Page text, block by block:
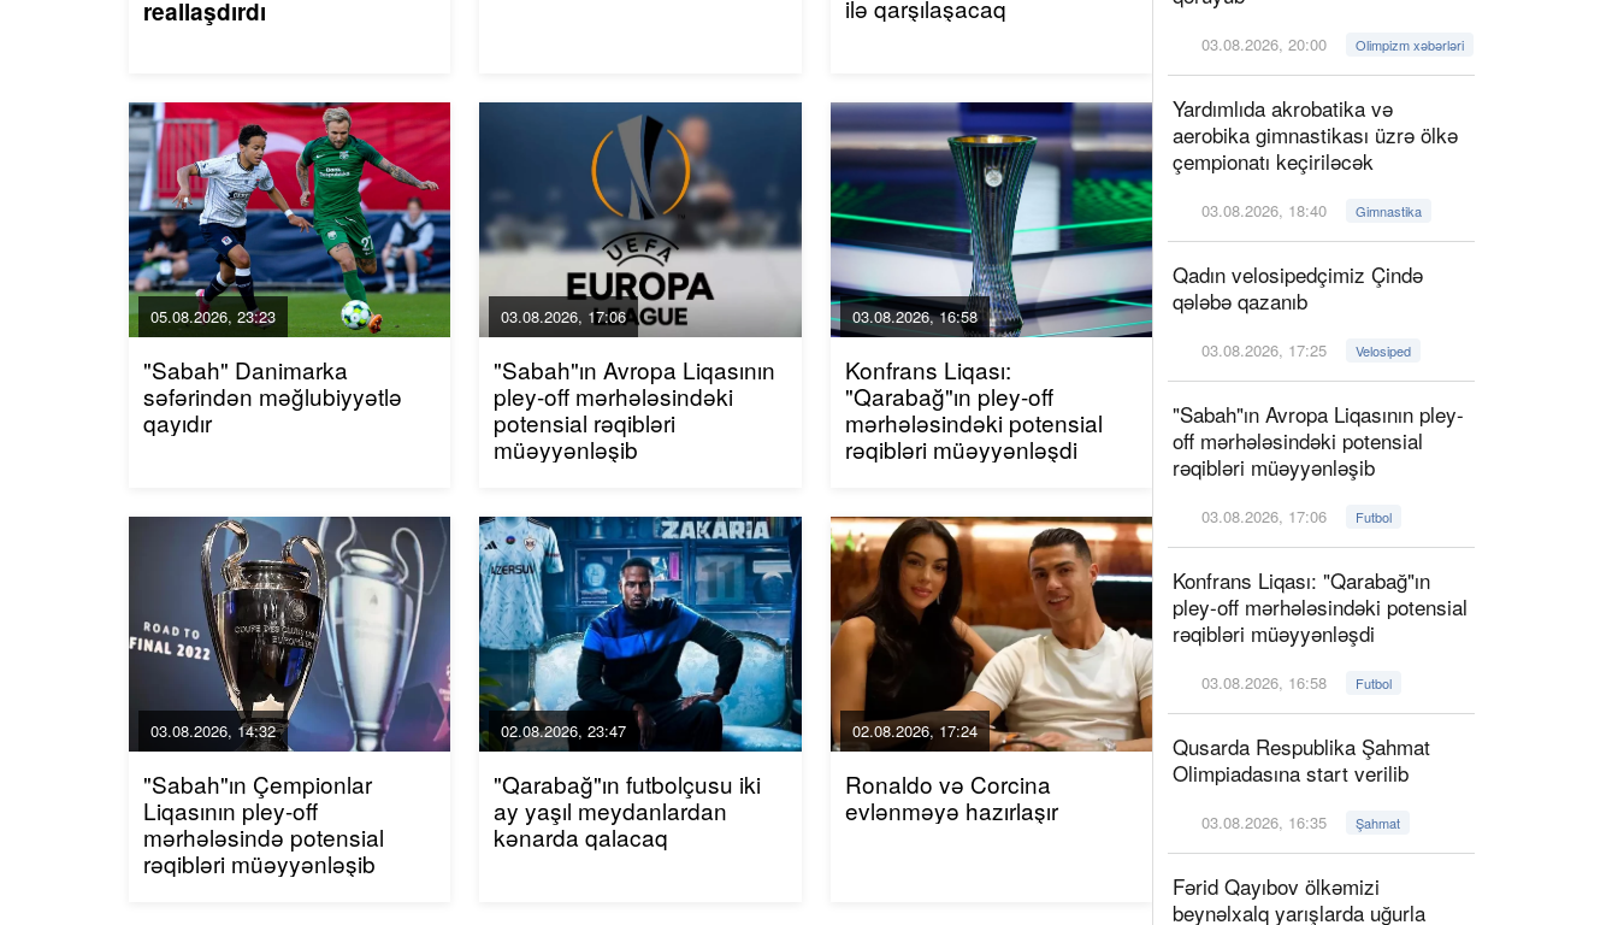
reallaşdırdı
ilə qarşılaşacaq
05.08.2026, 23:23
"Sabah" Danimarka
səfərindən məğlubiyyətlə
qayıdır
03.08.2026, 17:06
"Sabah"ın Avropa Liqasının
pley-off mərhələsindəki
potensial rəqibləri
müəyyənləşib
03.08.2026, 16:58
Konfrans Liqası:
"Qarabağ"ın pley-off
mərhələsindəki potensial
rəqibləri müəyyənləşdi
03.08.2026, 14:32
"Sabah"ın Çempionlar
Liqasının pley-off
mərhələsində potensial
rəqibləri müəyyənləşib
02.08.2026, 23:47
"Qarabağ"ın futbolçusu iki
ay yaşıl meydanlardan
kənarda qalacaq
02.08.2026, 17:24
Ronaldo və Corcina
evlənməyə hazırlaşır
03.08.2026, 20:00 Olimpizm xəbərləri
Yardımlıda akrobatika və
aerobika gimnastikası üzrə ölkə
çempionatı keçiriləcək
03.08.2026, 18:40 Gimnastika
Qadın velosipedçimiz Çində
qələbə qazanıb
03.08.2026, 17:25 Velosiped
"Sabah"ın Avropa Liqasının pley-
off mərhələsindəki potensial
rəqibləri müəyyənləşib
03.08.2026, 17:06 Futbol
Konfrans Liqası: "Qarabağ"ın
pley-off mərhələsindəki potensial
rəqibləri müəyyənləşdi
03.08.2026, 16:58 Futbol
Qusarda Respublika Şahmat
Olimpiadasına start verilib
03.08.2026, 16:35 Şahmat
Fərid Qayıbov ölkəmizi
beynəlxalq yarışlarda uğurla